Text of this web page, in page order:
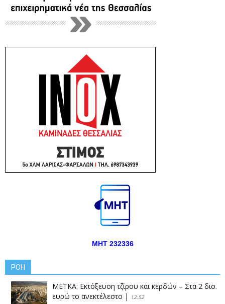
ΜΗΤ 232336
ΡΟΗ
ΜΕΤΚΑ: Εκτόξευση τζίρου και κερδών – Στα 2 δισ.
ευρώ το ανεκτέλεστο | 12:52